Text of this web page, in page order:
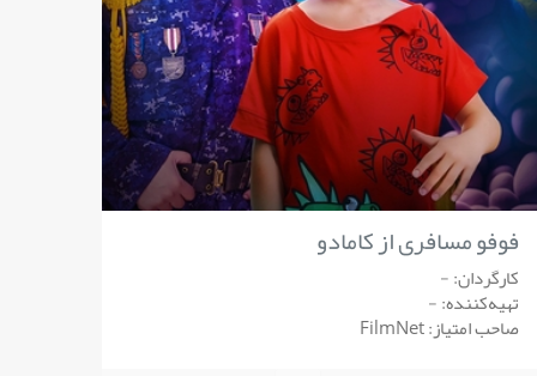
فوفو مسافری از کامادو
کارگردان: -
تهیه‌کننده: -
صاحب امتیاز: FilmNet